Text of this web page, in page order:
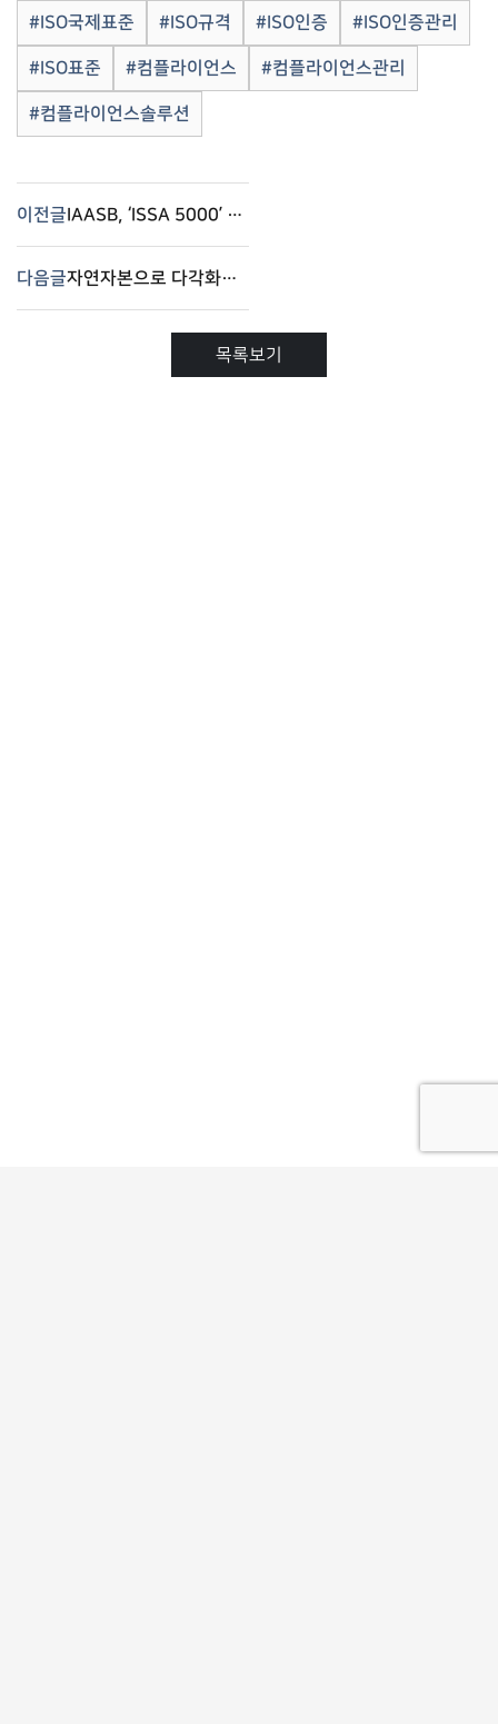
#ISO국제표준 #ISO규격 #ISO인증 #ISO인증관리
#ISO표준 #컴플라이언스 #컴플라이언스관리
#컴플라이언스솔루션
이전글 IAASB, ‘ISSA 5000’ 최종 공표 – 컴플라이로(Complilaw)
다음글 자연자본으로 다각화되는 ESG 규제 – 컴플라이로(Complilaw)
목록보기